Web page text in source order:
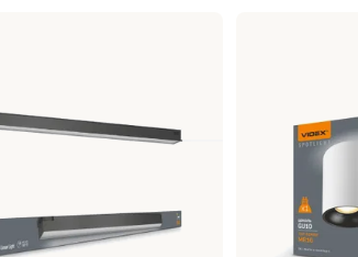
55 mm
Ra 88
5 år
55 mm
55 mm